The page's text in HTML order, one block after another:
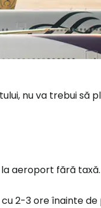
nu va trebui să
aeroport fără taxă.
2-3 ore înainte